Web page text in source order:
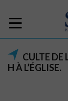
CULTE DE
H À L’ÉGLISE.